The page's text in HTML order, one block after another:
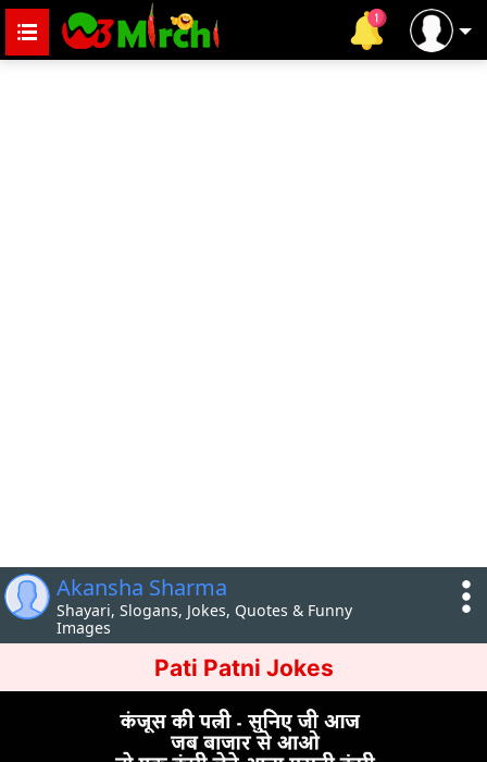
Akansha Sharma
Shayari, Slogans, Jokes, Quotes & Funny
Images
Pati Patni Jokes